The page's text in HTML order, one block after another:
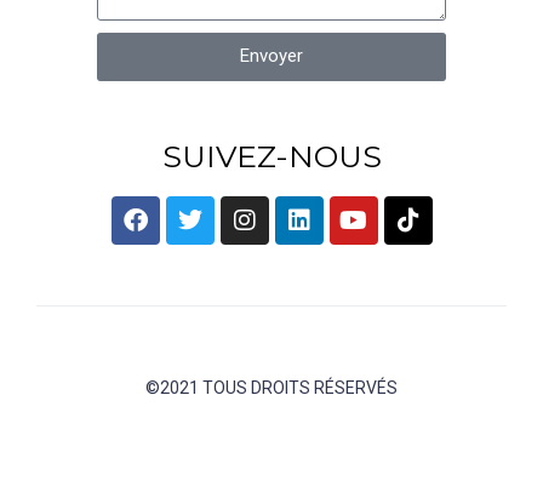
Envoyer
SUIVEZ-NOUS
©2021 TOUS DROITS RÉSERVÉS